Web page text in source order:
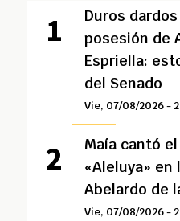
Duros
posesión de
Espriella:
del Senado
Vie, 07/08/2026 -
Maía cantó
«Aleluya» en
Abelardo de
Vie, 07/08/2026 -